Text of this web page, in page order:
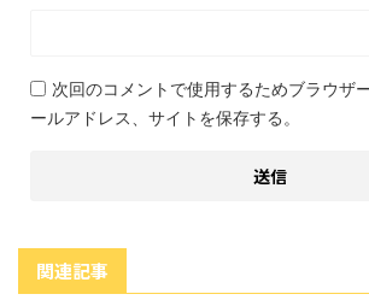
次回のコメントで使用するためブラウザ
ールアドレス、サイトを保存する。
関連記事